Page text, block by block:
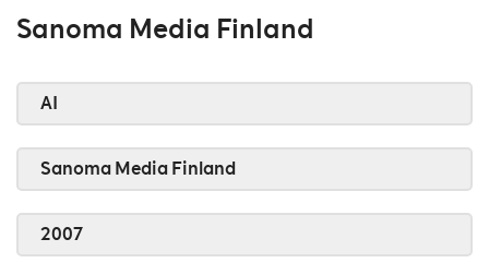
Sanoma Media Finland
AI
Sanoma Media Finland
2007